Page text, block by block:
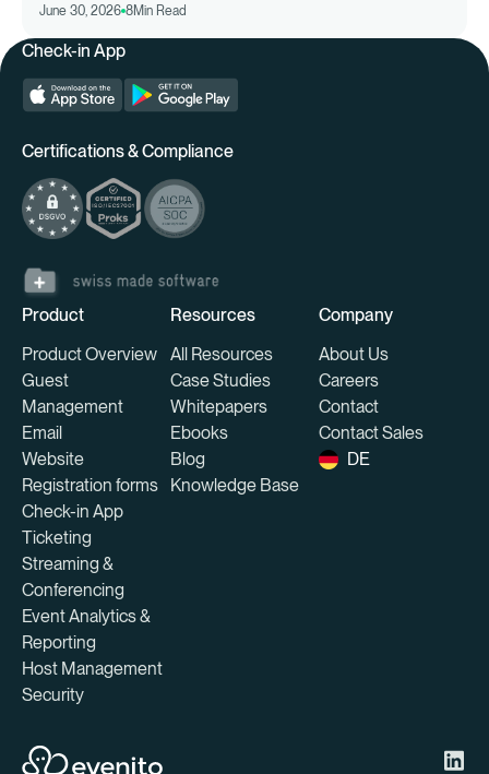
June 30, 2026 8Min Read
Check-in App
Certifications & Compliance
Product
Product Overview
Guest
Management
Email
Website
Registration forms
Check-in App
Ticketing
Streaming &
Conferencing
Event Analytics &
Reporting
Host Management
Security
Resources
All Resources
Case Studies
Whitepapers
Ebooks
Blog
Knowledge Base
Company
About Us
Careers
Contact
Contact Sales
DE